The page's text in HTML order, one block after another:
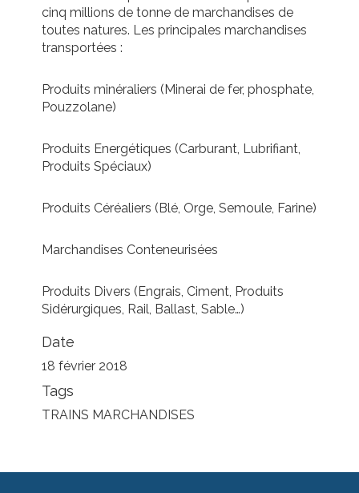
cinq millions de tonne de marchandises de
toutes natures. Les principales marchandises
transportées :
Produits minéraliers (Minerai de fer, phosphate,
Pouzzolane)
Produits Energétiques (Carburant, Lubrifiant,
Produits Spéciaux)
Produits Céréaliers (Blé, Orge, Semoule, Farine)
Marchandises Conteneurisées
Produits Divers (Engrais, Ciment, Produits
Sidérurgiques, Rail, Ballast, Sable…)
Date
18 février 2018
Tags
TRAINS MARCHANDISES